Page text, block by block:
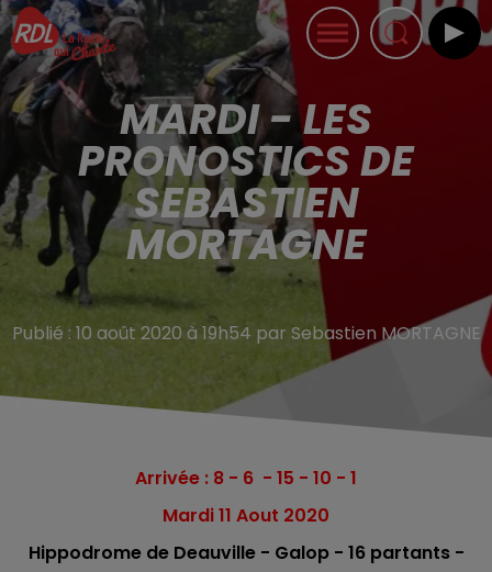
MARDI - LES
PRONOSTICS DE
SEBASTIEN
MORTAGNE
Publié : 10 août 2020 à 19h54 par Sebastien MORTAGNE
Arrivée : 8 - 6 - 15 - 10 - 1
Mardi 11 Aout 2020
Hippodrome de Deauville - Galop - 16 partants -